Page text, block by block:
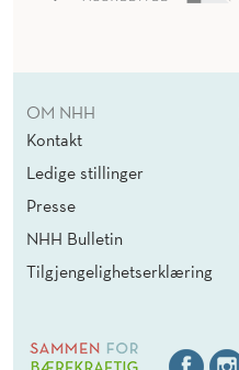
OM NHH
Kontakt
Ledige stillinger
Presse
NHH Bulletin
Tilgjengelighetserklæring